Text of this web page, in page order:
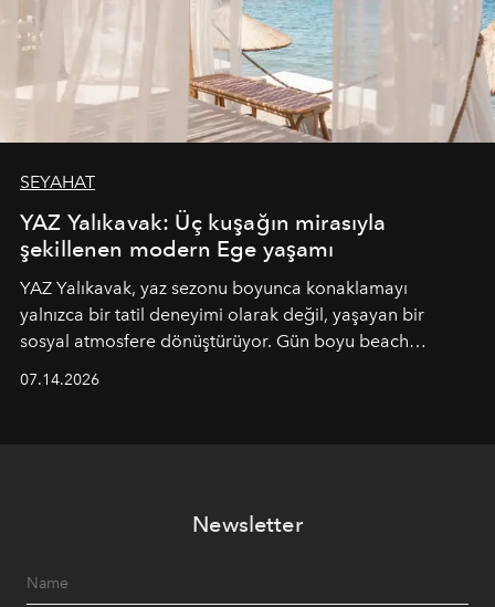
SEYAHAT
YAZ Yalıkavak: Üç kuşağın mirasıyla
şekillenen modern Ege yaşamı
YAZ Yalıkavak, yaz sezonu boyunca konaklamayı
yalnızca bir tatil deneyimi olarak değil, yaşayan bir
sosyal atmosfere dönüştürüyor. Gün boyu beach
geceye taşıyarak her hafta farklı bir deneyim sunuyor.
07.14.2026
Newsletter